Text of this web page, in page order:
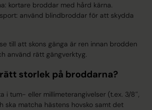
kortare broddar med hård kärna.
använd blindbroddar för att skydda
till att skons gänga är ren innan brodden
använd rätt gängverktyg.
storlek på broddarna?
i tum- eller millimeterangivelser (t.ex. 3/8″,
ska matcha hästens hovsko samt det